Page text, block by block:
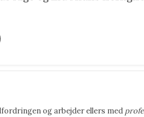
og arbejder ellers med